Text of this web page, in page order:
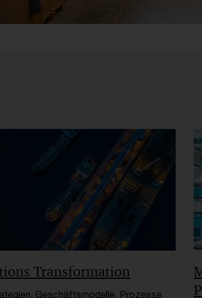
Transformation
Geschäftsmodelle, Prozesse